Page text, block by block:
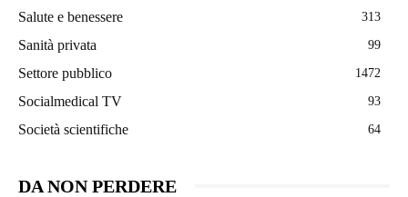
Salute e benessere 313
Sanità privata 99
Settore pubblico 1472
Socialmedical TV 93
Società scientifiche 64
DA NON PERDERE